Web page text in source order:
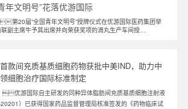
年文明号”花落优游国际
20届“全国青年文明号”授牌仪式在优游国际医药集团举
主席牛予其出席并向荣获奖项的滴丸生产车间授
款间充质基质细胞药物获批中美IND，助力中
细胞治疗国际标准制定
优游国际自主研发的同种异体脂肪间充质基质细胞注射液
20201）已获得国家药品监督管理局核准签发的《药物临床试